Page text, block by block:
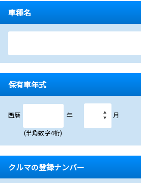
車種名
保有車年式
西暦 年
(半角数字4桁)
月
クルマの登録ナンバー